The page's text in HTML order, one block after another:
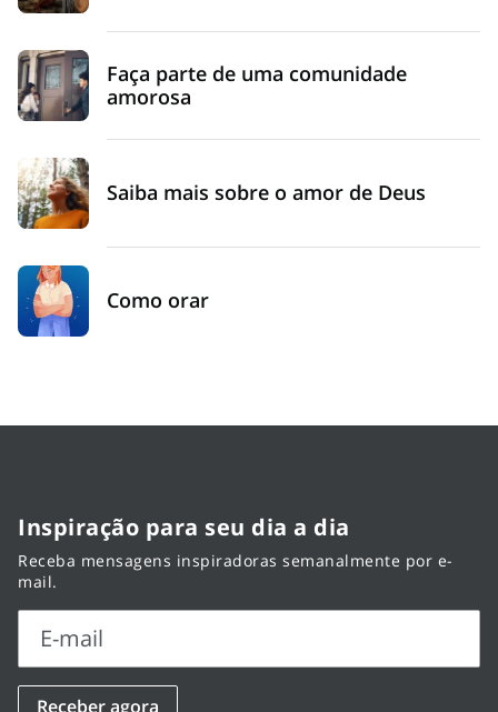
Faça parte de uma comunidade
amorosa
Saiba mais sobre o amor de Deus
Como orar
Inspiração para seu dia a dia
Receba mensagens inspiradoras semanalmente por e-
mail.
E-mail
E-
Receber agora